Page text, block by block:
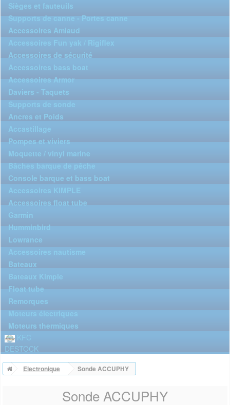
Sièges et fauteuils
Supports de canne - Portes canne
Accessoires Amiaud
Accessoires Fun yak / Rigiflex
Accessoires de sécurité
Accessoires bass boat
Accessoires Armor
Daviers - Taquets
Ancres et Poids
Accastillage
Pompes et viviers
Moquette / vinyl marine
Bâches barque de pêche
Console barque et bass boat
Accessoires KIMPLE
Accessoires float tube
Garmin
Humminbird
Lowrance
Accessoires nautisme
Bateaux
Bateaux Kimple
Float tube
Remorques
Moteurs électriques
Moteurs thermiques
KFC
DESTOCK
Electronique Sonde ACCUPHY
Sonde ACCUPHY